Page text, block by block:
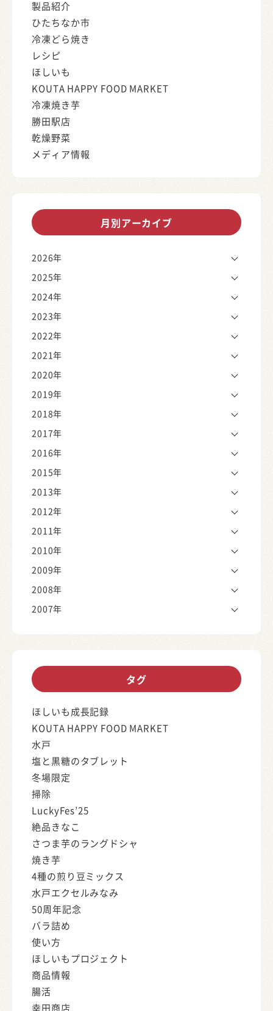
製品紹介
ひたちなか市
冷凍どら焼き
レシピ
ほしいも
KOUTA HAPPY FOOD MARKET
冷凍焼き芋
勝田駅店
乾燥野菜
メディア情報
月別アーカイブ
2026年
2025年
2024年
2023年
2022年
2021年
2020年
2019年
2018年
2017年
2016年
2015年
2013年
2012年
2011年
2010年
2009年
2008年
2007年
タグ
ほしいも成長記録
KOUTA HAPPY FOOD MARKET
水戸
塩と黒糖のタブレット
冬場限定
掃除
LuckyFes’25
絶品きなこ
さつま芋のラングドシャ
焼き芋
4種の煎り豆ミックス
水戸エクセルみなみ
50周年記念
バラ詰め
使い方
ほしいもプロジェクト
商品情報
腸活
幸田商店